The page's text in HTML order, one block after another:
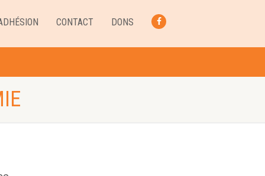
CONTACT DONS